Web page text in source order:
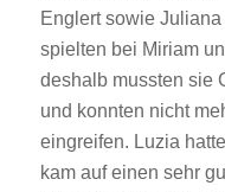
Englert sowie
spielten bei Miriam
deshalb mussten sie
und konnten nicht
eingreifen. Luzia
kam auf einen sehr